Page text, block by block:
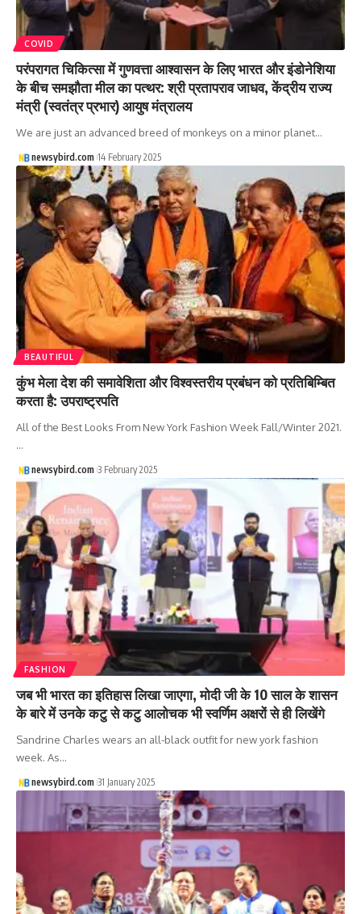
COVID
परंपरागत चिकित्सा में गुणवत्ता आश्वासन के लिए भारत और इंडोनेशिया
के बीच समझौता मील का पत्थर: श्री प्रतापराव जाधव, केंद्रीय राज्य
मंत्री (स्वतंत्र प्रभार) आयुष मंत्रालय
We are just an advanced breed of monkeys on a minor planet…
newsybird.com 14 February 2025
BEAUTIFUL
कुंभ मेला देश की समावेशिता और विश्वस्तरीय प्रबंधन को प्रतिबिम्बित
करता है: उपराष्ट्रपति
All of the Best Looks From New York Fashion Week Fall/Winter 2021.
…
newsybird.com 3 February 2025
FASHION
जब भी भारत का इतिहास लिखा जाएगा, मोदी जी के 10 साल के शासन
के बारे में उनके कटु से कटु आलोचक भी स्वर्णिम अक्षरों से ही लिखेंगे
Sandrine Charles wears an all-black outfit for new york fashion
week. As…
newsybird.com 31 January 2025